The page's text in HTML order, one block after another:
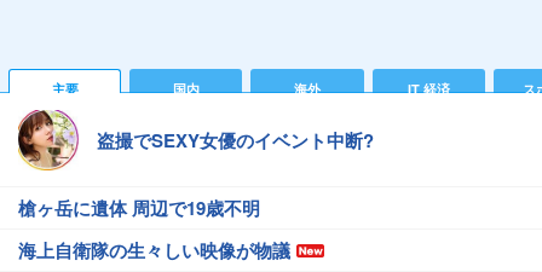
主要 国内 海外 IT 経済 ス
盗撮でSEXY女優のイベント中断?
槍ヶ岳に遺体 周辺で19歳不明
海上自衛隊の生々しい映像が物議